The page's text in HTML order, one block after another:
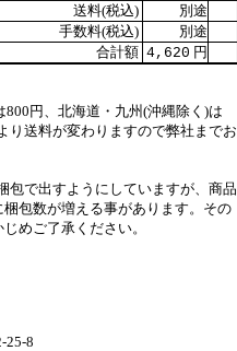
送料(税込)
別途
手数料(税込)
別途
合計額 4,620 円
円、北海道・九州(沖縄除く)は
り送料が変わりますので弊社までお
で出すようにしていますが、商品
包数が増える事があります。その
めご了承ください。
8